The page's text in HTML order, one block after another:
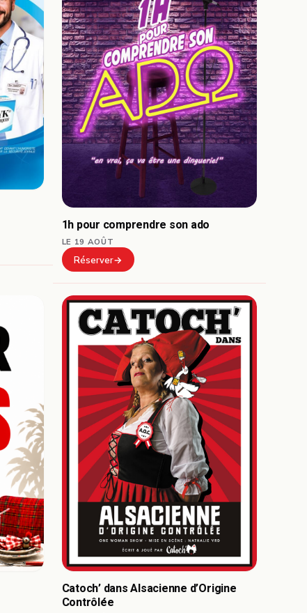
1h pour comprendre son ado
LE 19 AOÛT
Réserver
Catoch’ dans Alsacienne d’Origine
Contrôlée